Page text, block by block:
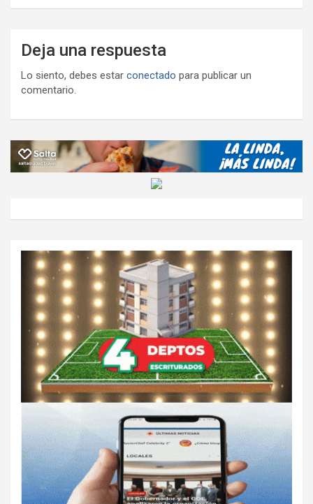
Deja una respuesta
Lo siento, debes estar conectado para publicar un
comentario.